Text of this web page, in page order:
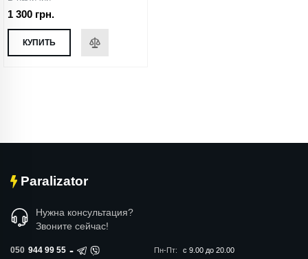
1 300 грн.
КУПИТЬ
Paralizator
Нужна консультация?
Звоните сейчас!
050 944 99 55 - Пн-Пт:
с 9.00 до 20.00